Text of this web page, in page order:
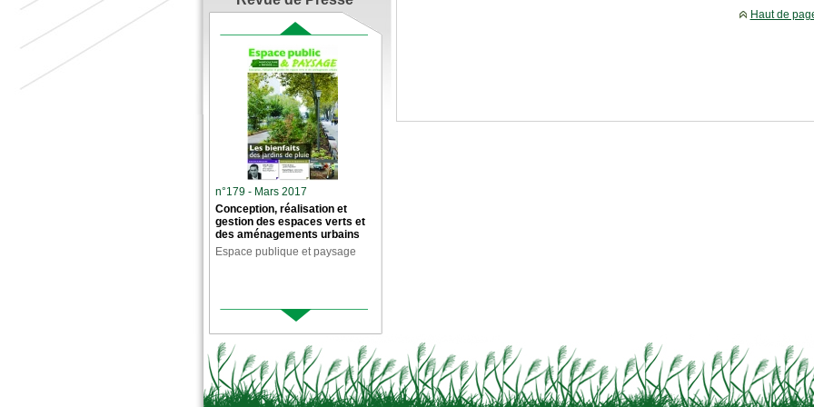
n°179 - Mars 2017
Conception, réalisation et
gestion des espaces verts et
des aménagements urbains
Espace publique et paysage
Haut de